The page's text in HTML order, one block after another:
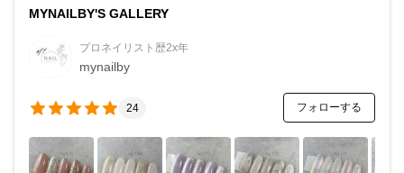
MYNAILBY'S GALLERY
プロネイリスト歴2x年
mynailby
24 フォローする